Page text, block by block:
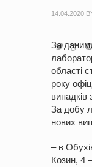
14.04.2020
За
області
року
випадків
За добу
нових
– в
Козин, 4